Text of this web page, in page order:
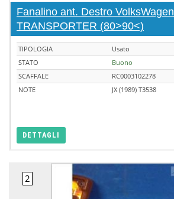
Fanalino ant. Destro VolksWagen
TRANSPORTER (80>90<)
TIPOLOGIA
Usato
STATO
Buono
SCAFFALE
RC0003102278
NOTE
JX (1989) T3538
DETTAGLI